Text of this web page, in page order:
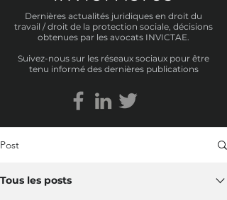
Dernières actualités juridiques en droit du
travail / droit de la protection sociale, décisions
obtenues par les avocats INVICTAE.
Suivez-nous sur les réseaux sociaux pour être
tenu informé des dernières publications
Post
Tous les posts